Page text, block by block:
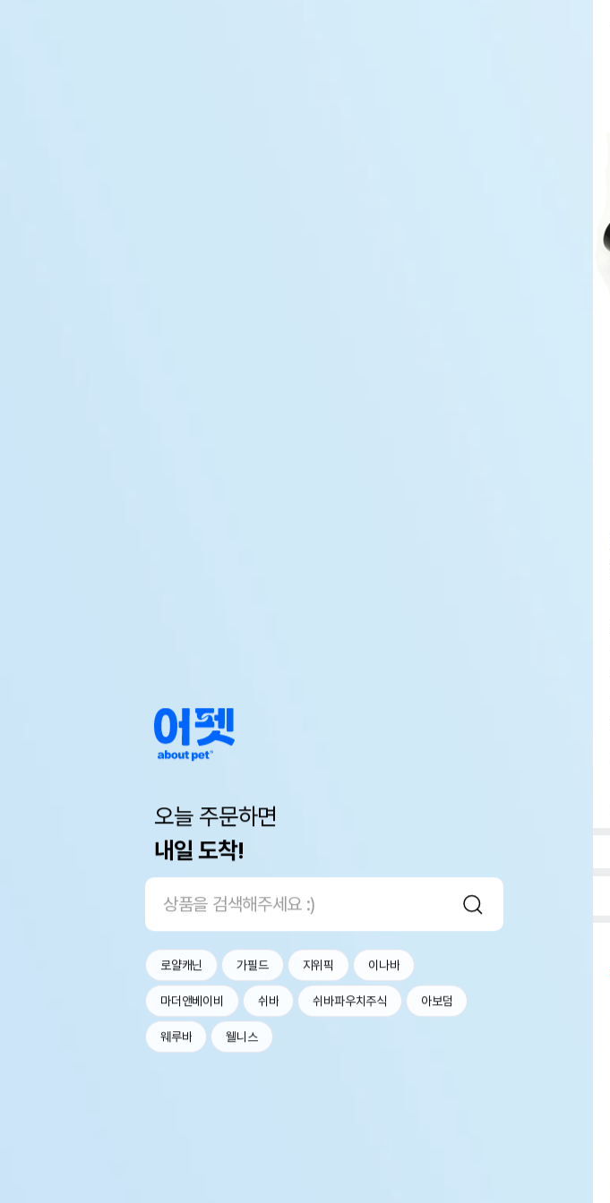
오늘 주문하면
내일 도착!
로얄캐닌 가필드 지위픽 이나바
마더앤베이비 쉬바 쉬바파우치주식 아보덤
웨루바 웰니스